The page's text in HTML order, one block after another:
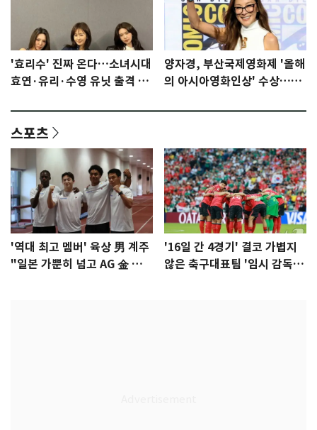
'효리수' 진짜 온다…소녀시대
효연·유리·수영 유닛 출격 [N
양자경, 부산국제영화제 '올해
의 아시아영화인상' 수상…15
스포츠
'역대 최고 멤버' 육상 男 계주
"일본 가뿐히 넘고 AG 金 따겠
'16일 간 4경기' 결코 가볍지
않은 축구대표팀 '임시 감독'